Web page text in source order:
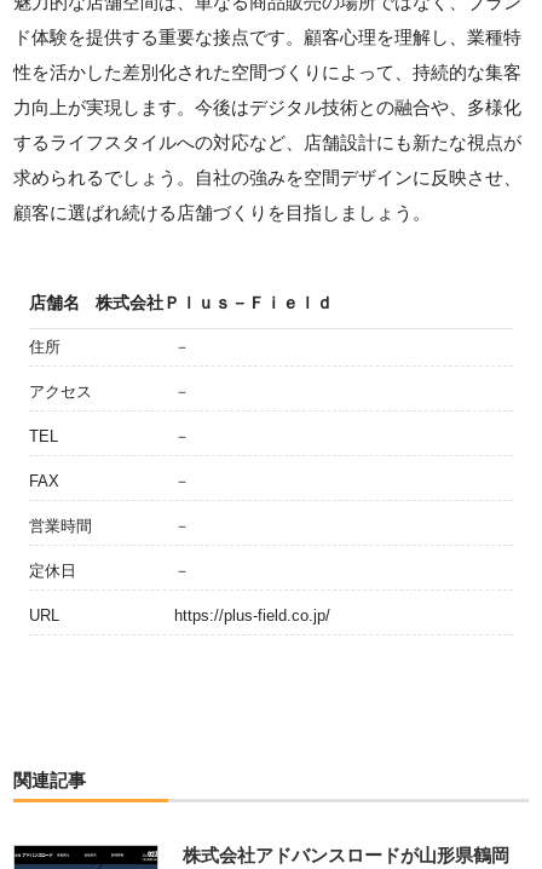
ド体験を提供する重要な接点です。顧客心理を理解し、業種特
性を活かした差別化された空間づくりによって、持続的な集客
力向上が実現します。今後はデジタル技術との融合や、多様化
するライフスタイルへの対応など、店舗設計にも新たな視点が
求められるでしょう。自社の強みを空間デザインに反映させ、
顧客に選ばれ続ける店舗づくりを目指しましょう。
店舗名 株式会社Ｐｌｕｓ－Ｆｉｅｌｄ
住所 －
アクセス －
TEL －
FAX －
営業時間 －
定休日 －
URL https://plus-field.co.jp/
関連記事
株式会社アドバンスロードが山形県鶴岡